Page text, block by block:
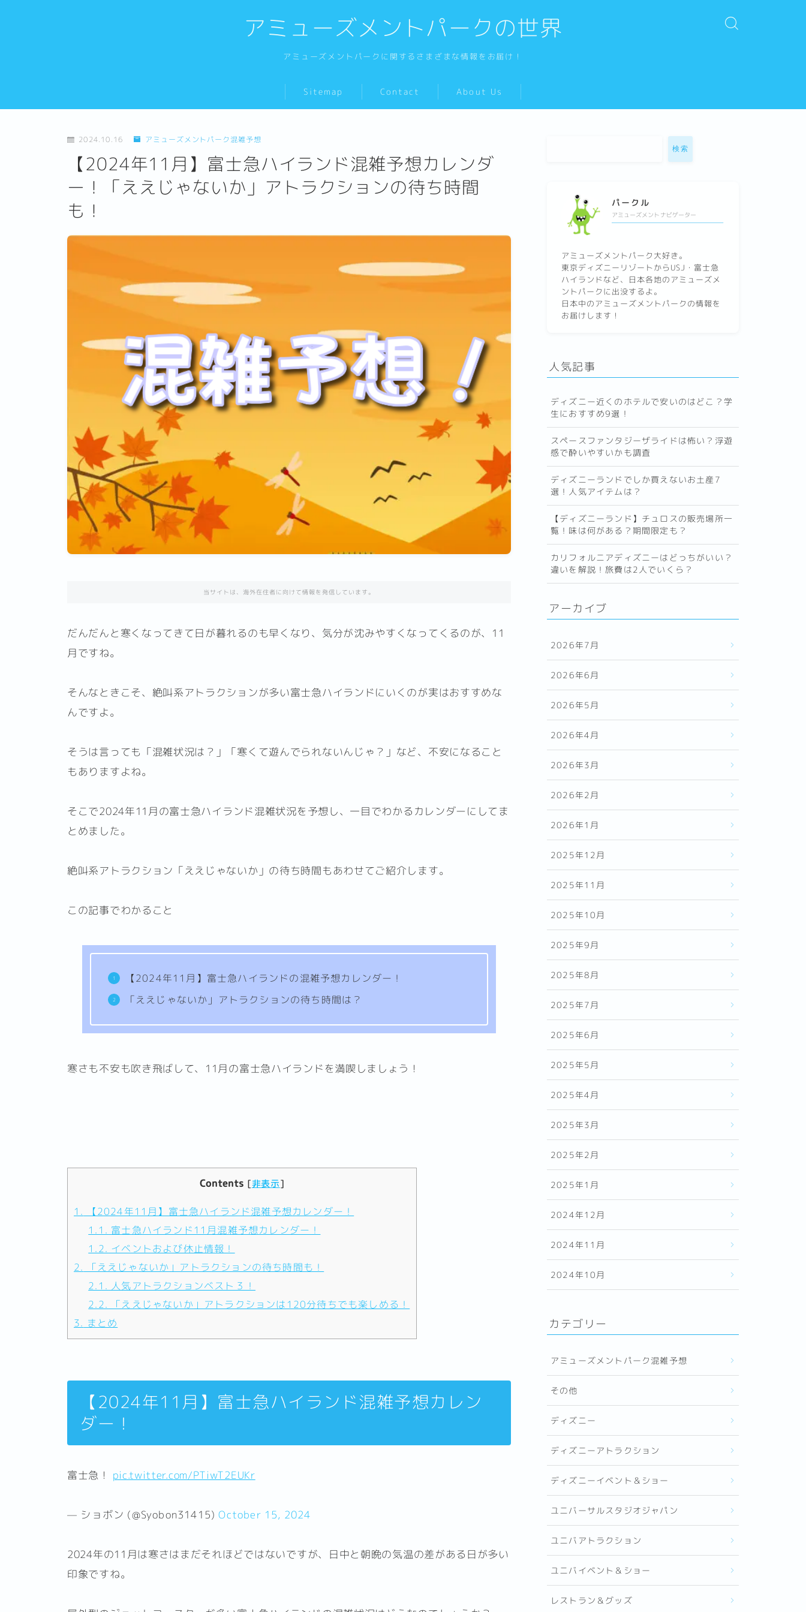
アミューズメントパークの世界
アミューズメントパークに関するさまざまな情報をお届け！
Sitemap Contact About Us
2024.10.16 アミューズメントパーク混雑予想
【2024年11月】富士急ハイランド混雑予想カレンダ
ー！「ええじゃないか」アトラクションの待ち時間
も！
当サイトは、海外在住者に向けて情報を発信しています。
だんだんと寒くなってきて日が暮れるのも早くなり、気分が沈みやすくなってくるのが、11
月ですね。
そんなときこそ、絶叫系アトラクションが多い富士急ハイランドにいくのが実はおすすめな
んですよ。
そうは言っても「混雑状況は？」「寒くて遊んでられないんじゃ？」など、不安になること
もありますよね。
そこで2024年11月の富士急ハイランド混雑状況を予想し、一目でわかるカレンダーにしてま
とめました。
絶叫系アトラクション「ええじゃないか」の待ち時間もあわせてご紹介します。
この記事でわかること
【2024年11月】富士急ハイランドの混雑予想カレンダー！
「ええじゃないか」アトラクションの待ち時間は？
寒さも不安も吹き飛ばして、11月の富士急ハイランドを満喫しましょう！
Contents [非表示]
1.
【2024年11月】富士急ハイランド混雑予想カレンダー！
1.1. 富士急ハイランド11月混雑予想カレンダー！
1.2. イベントおよび休止情報！
2.
「ええじゃないか」アトラクションの待ち時間も！
2.1. 人気アトラクションベスト３！
2.2. 「ええじゃないか」アトラクションは120分待ちでも楽しめる！
3. まとめ
【2024年11月】富士急ハイランド混雑予想カレン
ダー！
富士急！ pic.twitter.com/PTiwT2EUKr
— ショボン (@Syobon31415)October 15, 2024
2024年の11月は寒さはまだそれほどではないですが、日中と朝晩の気温の差がある日が多い
印象ですね。
検索
パークル
アミューズメントナビゲーター
アミューズメントパーク大好き。
東京ディズニーリゾートからUSJ・富士急
ハイランドなど、日本各地のアミューズメ
ントパークに出没するよ。
日本中のアミューズメントパークの情報を
お届けします！
人気記事
ディズニー近くのホテルで安いのはどこ？学
生におすすめ9選！
スペースファンタジーザライドは怖い？浮遊
感で酔いやすいかも調査
ディズニーランドでしか買えないお土産7
選！人気アイテムは？
【ディズニーランド】チュロスの販売場所一
覧！味は何がある？期間限定も？
カリフォルニアディズニーはどっちがいい？
違いを解説！旅費は2人でいくら？
アーカイブ
2026年7月
2026年6月
2026年5月
2026年4月
2026年3月
2026年2月
2026年1月
2025年12月
2025年11月
2025年10月
2025年9月
2025年8月
2025年7月
2025年6月
2025年5月
2025年4月
2025年3月
2025年2月
2025年1月
2024年12月
2024年11月
2024年10月
カテゴリー
アミューズメントパーク混雑予想
その他
ディズニー
ディズニーアトラクション
ディズニーイベント＆ショー
ユニバーサルスタジオジャパン
ユニバアトラクション
ユニバイベント＆ショー
レストラン＆グッズ